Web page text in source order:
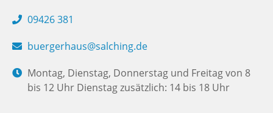
09426 381
buergerhaus@salching.de
Montag, Dienstag, Donnerstag und Freitag von 8
bis 12 Uhr Dienstag zusätzlich: 14 bis 18 Uhr